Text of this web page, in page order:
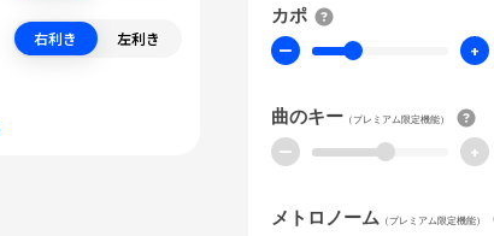
右利き 左利き
カポ
ー +
曲のキー （プレミアム限定機能）
ー +
メトロノーム （プレミアム限定機能）